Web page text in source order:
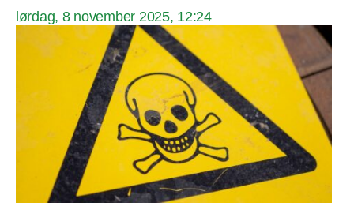
lørdag, 8 november 2025, 12:24